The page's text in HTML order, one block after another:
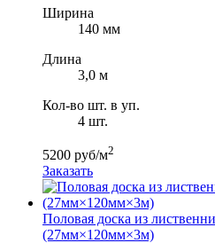
Ширина
140 мм
Длина
3,0 м
Кол-во шт. в уп.
4 шт.
5200 руб/м2
Заказать
Половая доска из
(27мм×120мм×3м)